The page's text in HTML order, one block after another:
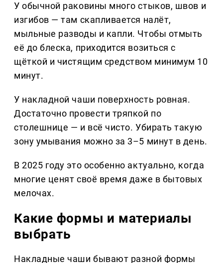
У обычной раковины много стыков, швов и
изгибов — там скапливается налёт,
мыльные разводы и капли. Чтобы отмыть
её до блеска, приходится возиться с
щёткой и чистящим средством минимум 10
минут.
У накладной чаши поверхность ровная.
Достаточно провести тряпкой по
столешнице — и всё чисто. Убирать такую
зону умывания можно за 3–5 минут в день.
В 2025 году это особенно актуально, когда
многие ценят своё время даже в бытовых
мелочах.
Какие формы и материалы
выбрать
Накладные чаши бывают разной формы